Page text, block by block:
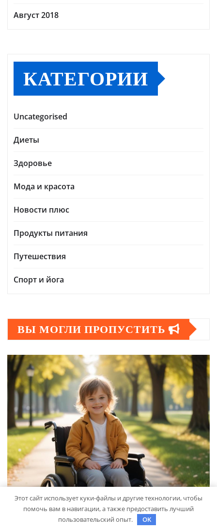
Август 2018
КАТЕГОРИИ
Uncategorised
Диеты
Здоровье
Мода и красота
Новости плюс
Продукты питания
Путешествия
Спорт и йога
ВЫ МОГЛИ ПРОПУСТИТЬ
Этот сайт использует куки-файлы и другие технологии, чтобы
помочь вам в навигации, а также предоставить лучший
пользовательский опыт.
OK